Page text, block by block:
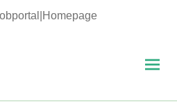
Homepage